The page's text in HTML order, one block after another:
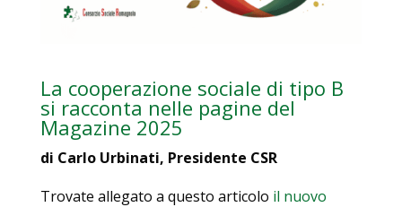
La cooperazione sociale di tipo B
si racconta nelle pagine del
Magazine 2025
di Carlo Urbinati, Presidente CSR
Trovate allegato a questo articolo il nuovo